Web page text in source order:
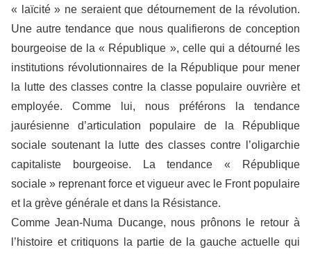
« laïcité » ne seraient que détournement de la révolution.
Une autre tendance que nous qualifierons de conception
bourgeoise de la « République », celle qui a détourné les
institutions révolutionnaires de la République pour mener
la lutte des classes contre la classe populaire ouvrière et
employée. Comme lui, nous préférons la tendance
jaurésienne d’articulation populaire de la République
sociale soutenant la lutte des classes contre l’oligarchie
capitaliste bourgeoise. La tendance « République
sociale » reprenant force et vigueur avec le Front populaire
et la grève générale et dans la Résistance.
Comme Jean-Numa Ducange, nous prônons le retour à
l’histoire et critiquons la partie de la gauche actuelle qui